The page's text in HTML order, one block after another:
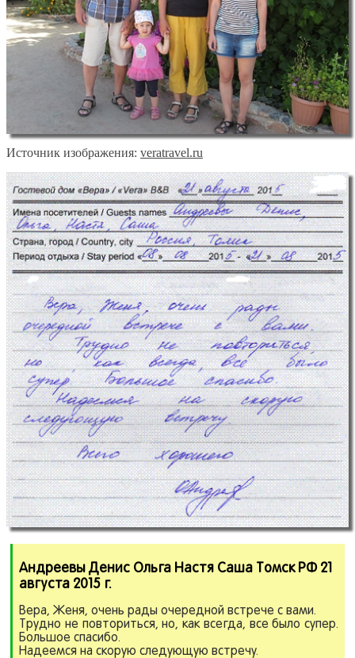
Источник изображения: veratravel.ru
Андреевы Денис Ольга Настя Саша Томск РФ 21
августа 2015 г.
Вера, Женя, очень рады очередной встрече с вами.
Трудно не повториться, но, как всегда, все было супер.
Большое спасибо.
Надеемся на скорую следующую встречу.